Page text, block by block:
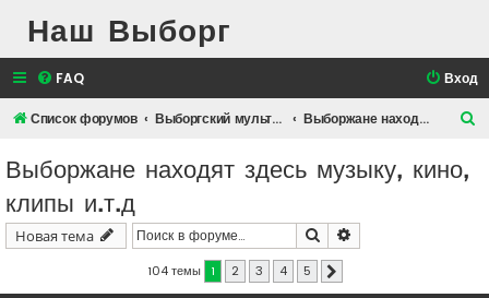
Наш Выборг
FAQ Вход
Список форумов Выборгский мультимедийный клуб Выборжане находят здесь музыку, кино, клипы и.т.д
Выборжане находят здесь музыку, кино,
клипы и.т.д
Новая тема Поиск
104 темы 1 2 3 4 5